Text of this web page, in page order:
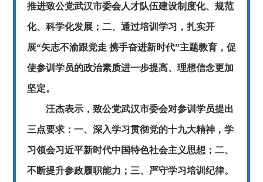
推进致公党武汉市委会人才队伍建设制度化、规范
化、科学化发展；二、通过培训学习，扎实开
展“矢志不渝跟党走 携手奋进新时代”主题教育，促
使参训学员的政治素质进一步提高、理想信念更加
坚定。
汪杰表示，致公党武汉市委会对参训学员提出
三点要求：一、深入学习贯彻党的十九大精神，学
习领会习近平新时代中国特色社会主义思想；二、
不断提升参政履职能力；三、严守学习培训纪律。